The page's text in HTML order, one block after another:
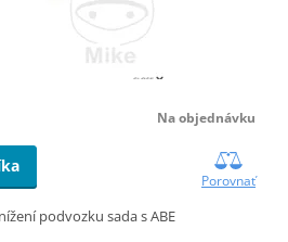
Na objednávku
Porovnať
podvozku sada s ABE